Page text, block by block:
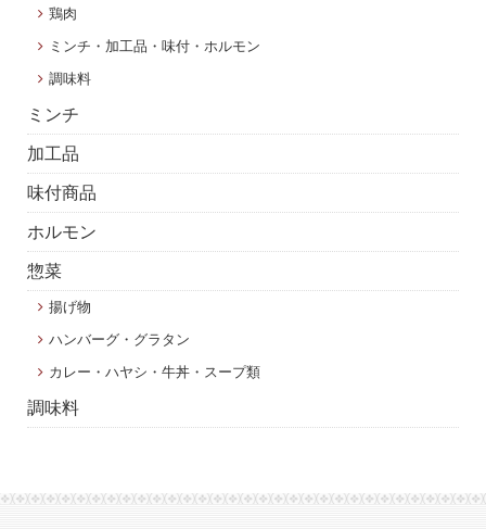
鶏肉
ミンチ・加工品・味付・ホルモン
調味料
ミンチ
加工品
味付商品
ホルモン
惣菜
揚げ物
ハンバーグ・グラタン
カレー・ハヤシ・牛丼・スープ類
調味料